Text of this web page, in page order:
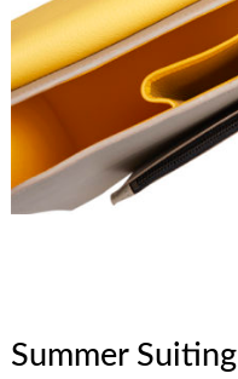
Summer Suiting